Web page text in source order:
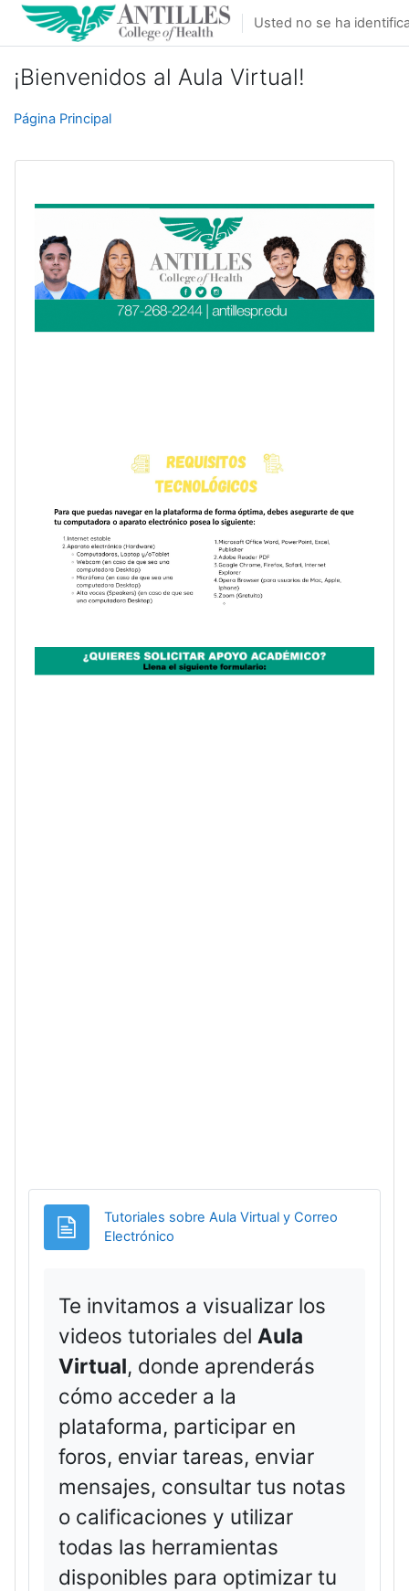
Salta al contenido principal
Usted no se ha
¡Bienvenidos al Aula Virtual!
Página Principal
Tutoriales sobre Aula Virtual y Correo
Electrónico
Te invitamos a visualizar los
videos tutoriales del Aula
Virtual, donde aprenderás
cómo acceder a la
plataforma, participar en
foros, enviar tareas, enviar
mensajes, consultar tus notas
o calificaciones y utilizar
todas las herramientas
disponibles para optimizar tu